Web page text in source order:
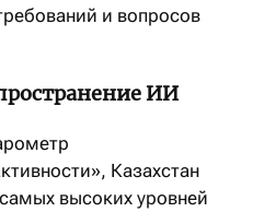
и вопросов
ИИ
Казахстан
высоких уровней